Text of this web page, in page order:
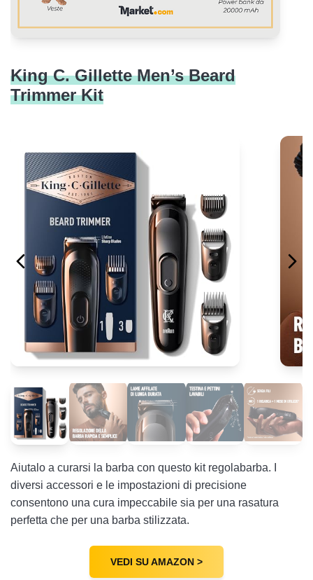
King C. Gillette Men’s Beard
Trimmer Kit
Aiutalo a curarsi la barba con questo kit regolabarba. I
diversi accessori e le impostazioni di precisione
consentono una cura impeccabile sia per una rasatura
perfetta che per una barba stilizzata.
VEDI SU AMAZON >